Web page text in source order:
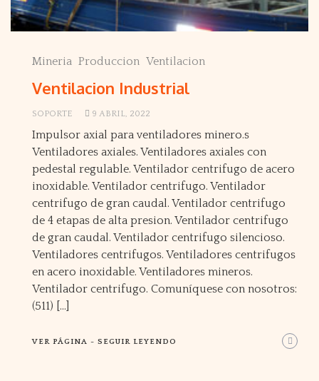
Mineria Produccion Ventilacion
Ventilacion Industrial
SOPORTE 9 ABRIL, 2022
Impulsor axial para ventiladores minero.s
Ventiladores axiales. Ventiladores axiales con
pedestal regulable. Ventilador centrifugo de acero
inoxidable. Ventilador centrifugo. Ventilador
centrifugo de gran caudal. Ventilador centrifugo
de 4 etapas de alta presion. Ventilador centrifugo
de gran caudal. Ventilador centrifugo silencioso.
Ventiladores centrifugos. Ventiladores centrifugos
en acero inoxidable. Ventiladores mineros.
Ventilador centrifugo. Comuníquese con nosotros:
(511) […]
VER PÁGINA - SEGUIR LEYENDO